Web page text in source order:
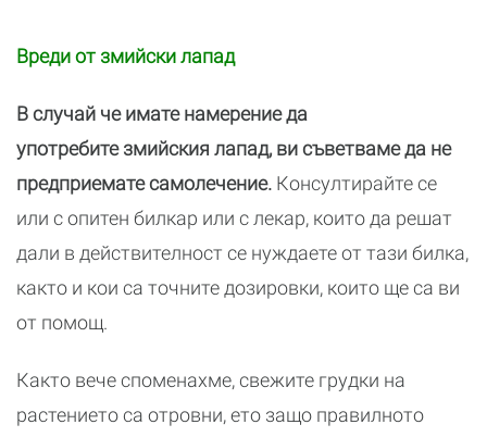
Вреди от змийски лапад
В случай че имате намерение да
употребите змийския лапад, ви съветваме да не
предприемате самолечение. Консултирайте се
или с опитен билкар или с лекар, които да решат
дали в действителност се нуждаете от тази билка,
както и кои са точните дозировки, които ще са ви
от помощ.
Както вече споменахме, свежите грудки на
растението са отровни, ето защо правилното